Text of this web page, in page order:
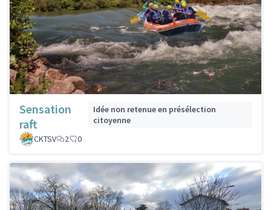
Sensation
raft
Idée non retenue en présélection
citoyenne
CKTSV
2 0